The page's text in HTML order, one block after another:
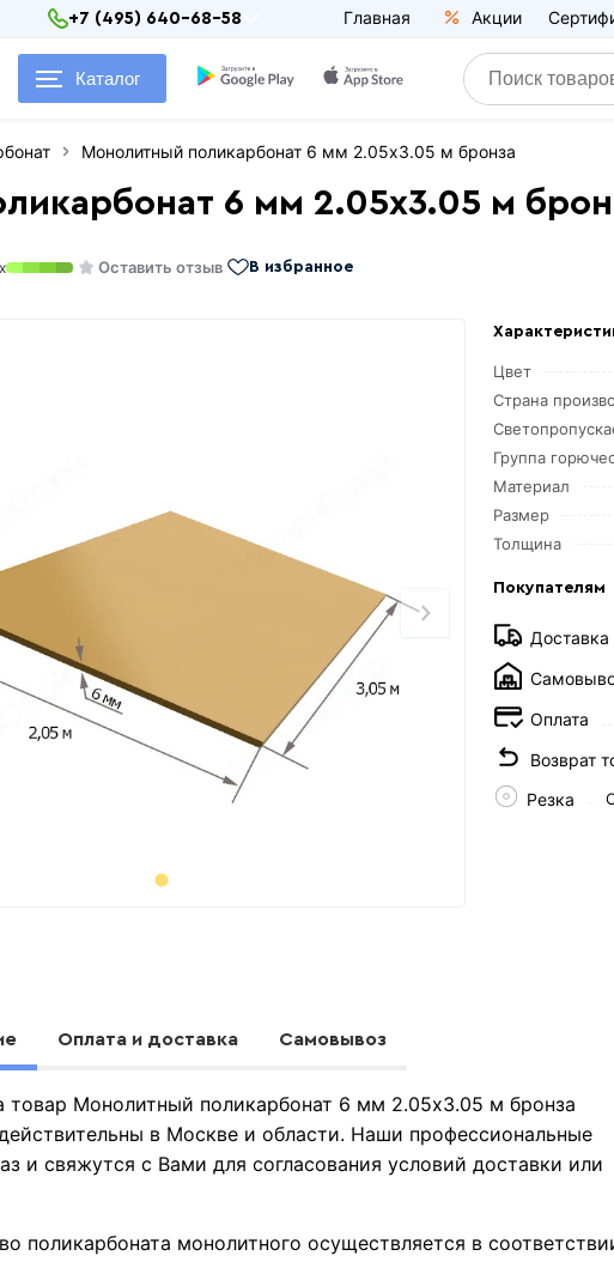
+7 (495) 640-68-58 Главная Акции
Каталог
Монолитный поликарбонат 6 мм 2.05х3.05 м бронза
6 мм 2.05х3.05 м
Оставить отзыв В избранное
Цвет
Страна
Группа
Материал
Размер
Толщина
Покупателям
Доставка
Оплата
Возврат
Резка
Оплата и доставка Самовывоз
товар Монолитный поликарбонат 6 мм 2.05х3.05 м бронза
в Москве и области. Наши профессиональные
и свяжутся с Вами для согласования условий доставки или
поликарбоната монолитного осуществляется в